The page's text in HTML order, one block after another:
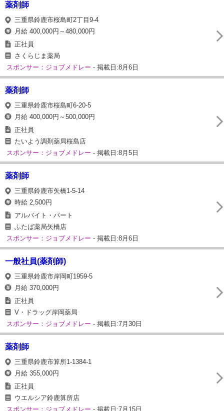
薬剤師
三重県鈴鹿市桜島町2丁目9-4
月給 400,000円～480,000円
正社員
さくらじま薬局
スポンサー：ジョブメドレー - 掲載日:8月6日
薬剤師
三重県鈴鹿市桜島町6-20-5
月給 400,000円～500,000円
正社員
たいよう調剤薬局桜島店
スポンサー：ジョブメドレー - 掲載日:8月5日
薬剤師
三重県鈴鹿市矢橋1-5-14
時給 2,500円
アルバイト・パート
ふたば薬局矢橋店
スポンサー：ジョブメドレー - 掲載日:8月6日
一般社員(薬剤師)
三重県鈴鹿市岸岡町1959-5
月給 370,000円
正社員
V・ドラッグ岸岡薬局
スポンサー：ジョブメドレー - 掲載日:7月30日
薬剤師
三重県鈴鹿市算所1-1384-1
月給 355,000円
正社員
ウエルシア鈴鹿算所店
スポンサー：ジョブメドレー - 掲載日:7月15日